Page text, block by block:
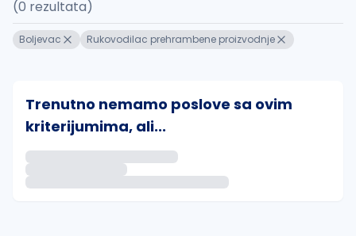
(0 rezultata)
Boljevac Rukovodilac prehrambene proizvodnje
Trenutno nemamo poslove sa ovim
kriterijumima, ali...